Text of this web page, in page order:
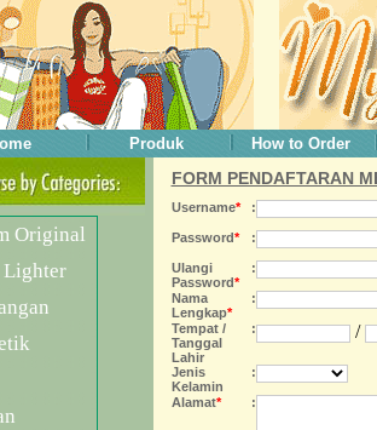
Produk How to Order
Original
Lighter
FORM PENDAFTARAN
Username* :
Password* :
Ulangi
Password*
:
Nama
Lengkap*
:
Tempat /
Tanggal
Lahir
: /
Jenis
Kelamin
:
Alamat* :